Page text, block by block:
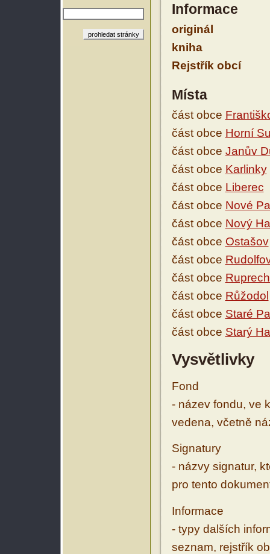
Informace
originál
kniha
Rejstřík obcí
Místa
část obce
část obce Horní
část obce Janův
část obce Karlinky
část obce Liberec
část obce Nové
část obce Nový
část obce Ostašov
část obce
část obce
část obce Růžodol
část obce Staré
část obce Starý
Vysvětlivky
Fond
- název fondu, ve
vedena, včetně
Signatury
- názvy signatur,
pro tento
Informace
- typy dalších
seznam, rejstřík